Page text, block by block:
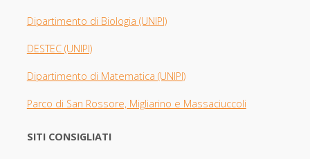
Dipartimento di Biologia (UNIPI)
DESTEC (UNIPI)
Dipartimento di Matematica (UNIPI)
Parco di San Rossore, Migliarino e Massaciuccoli
SITI CONSIGLIATI